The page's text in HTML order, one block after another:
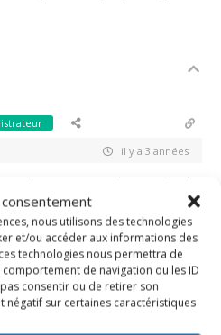
nous utilisons des technologies
et/ou accéder aux informations des
technologies nous permettra de
de navigation ou les ID
consentir ou de retirer son
négatif sur certaines caractéristiques
il y a 3 années
du temps quand on se régale
il y a 3 années